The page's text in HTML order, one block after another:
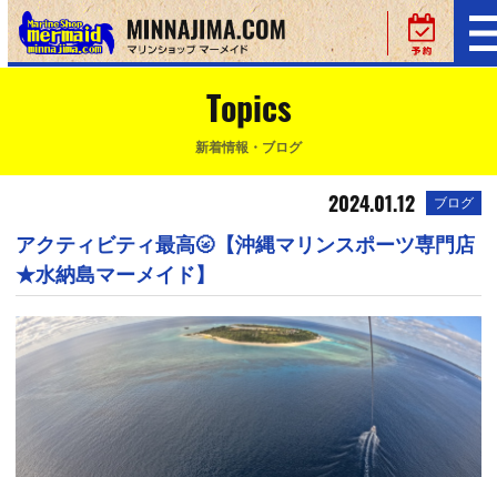
Topics
新着情報・ブログ
2024.01.12 ブログ
アクティビティ最高🌝【沖縄マリンスポーツ専門店
★水納島マーメイド】